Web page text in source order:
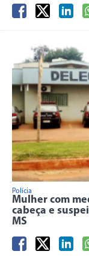
Polícia
Mulher com
cabeça e
MS